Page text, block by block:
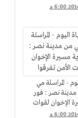
مصر في عنينا
- المراسلة مي
نصر : فور
الإخوان لقوات